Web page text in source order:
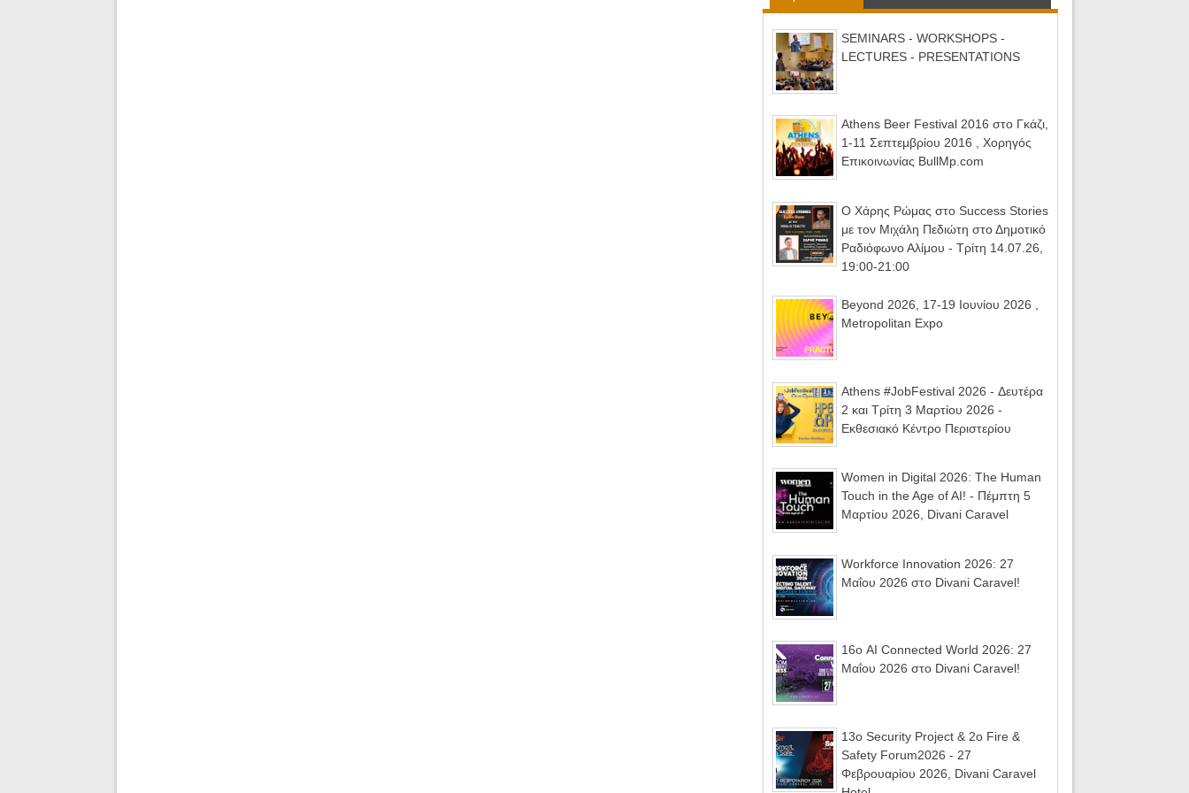
SEMINARS - WORKSHOPS -
LECTURES - PRESENTATIONS
Athens Beer Festival 2016 στο Γκάζι,
1-11 Σεπτεμβρίου 2016 , Χορηγός
Επικοινωνίας BullMp.com
Ο Χάρης Ρώμας στο Success Stories
με τον Μιχάλη Πεδιώτη στο Δημοτικό
Ραδιόφωνο Αλίμου - Τρίτη 14.07.26,
19:00-21:00
Beyond 2026, 17-19 Ιουνίου 2026 ,
Metropolitan Expo
Athens #JobFestival 2026 - Δευτέρα
2 και Τρίτη 3 Μαρτίου 2026 -
Εκθεσιακό Κέντρο Περιστερίου
Women in Digital 2026: The Human
Touch in the Age of AI! - Πέμπτη 5
Μαρτίου 2026, Divani Caravel
Workforce Innovation 2026: 27
Μαΐου 2026 στο Divani Caravel!
16ο AI Connected World 2026: 27
Μαΐου 2026 στο Divani Caravel!
13ο Security Project & 2ο Fire &
Safety Forum2026 - 27
Φεβρουαρίου 2026, Divani Caravel